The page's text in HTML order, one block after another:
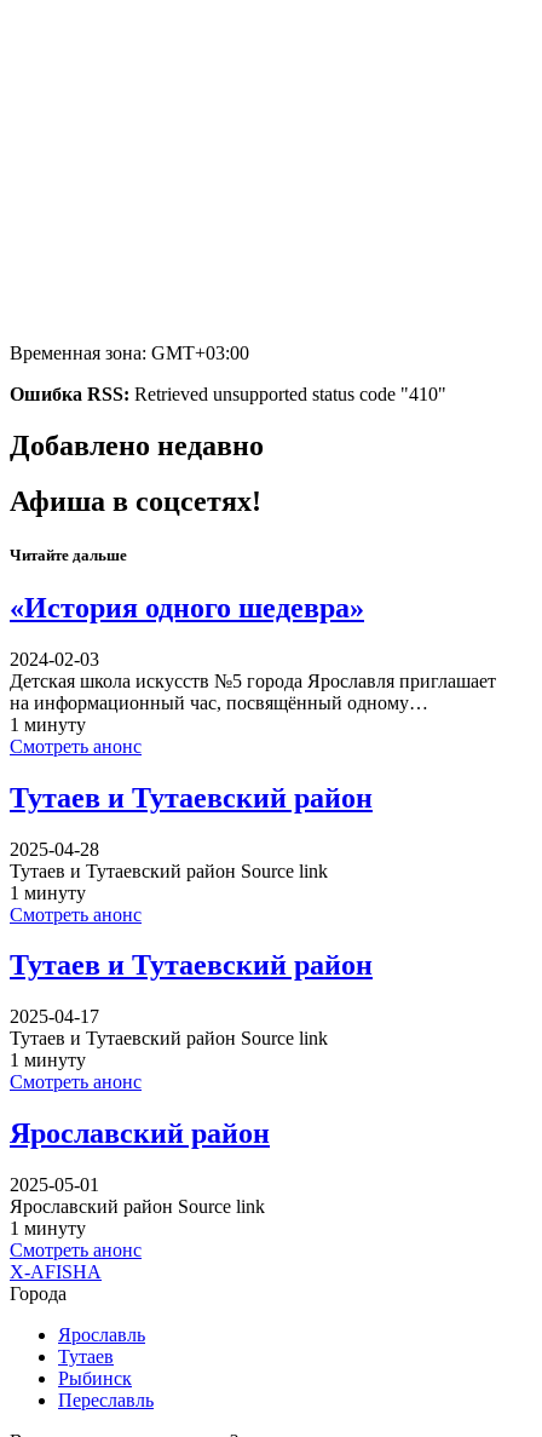
Временная зона: GMT+03:00
Ошибка RSS: Retrieved unsupported status code "410"
Добавлено недавно
Афиша в соцсетях!
Читайте дальше
«История одного шедевра»
2024-02-03
Детская школа искусств №5 города Ярославля приглашает
на информационный час, посвящённый одному…
1 минуту
Смотреть анонс
Тутаев и Тутаевский район
2025-04-28
Тутаев и Тутаевский район Source link
1 минуту
Смотреть анонс
Тутаев и Тутаевский район
2025-04-17
Тутаев и Тутаевский район Source link
1 минуту
Смотреть анонс
Ярославский район
2025-05-01
Ярославский район Source link
1 минуту
Смотреть анонс
X-AFISHA
Города
Ярославль
Тутаев
Рыбинск
Переславль